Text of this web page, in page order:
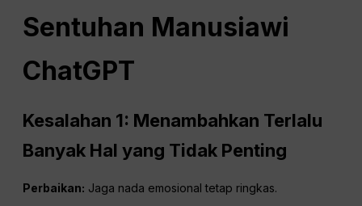
Sentuhan Manusiawi
ChatGPT
Kesalahan 1: Menambahkan Terlalu
Banyak Hal yang Tidak Penting
Perbaikan: Jaga nada emosional tetap ringkas.